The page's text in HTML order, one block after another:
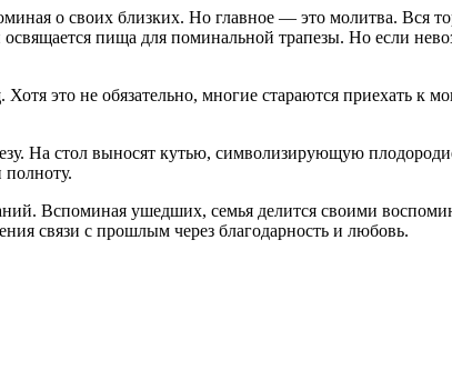
о своих близких. Но главное — это молитва. Вся
пища для поминальной трапезы. Но если
это не обязательно, многие стараются приехать
На стол выносят кутью, символизирующую
Вспоминая ушедших, семья делится своими
связи с прошлым через благодарность и любовь.